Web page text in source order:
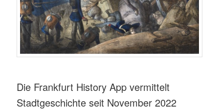
Die Frankfurt History App vermittelt
Stadtgeschichte seit November 2022